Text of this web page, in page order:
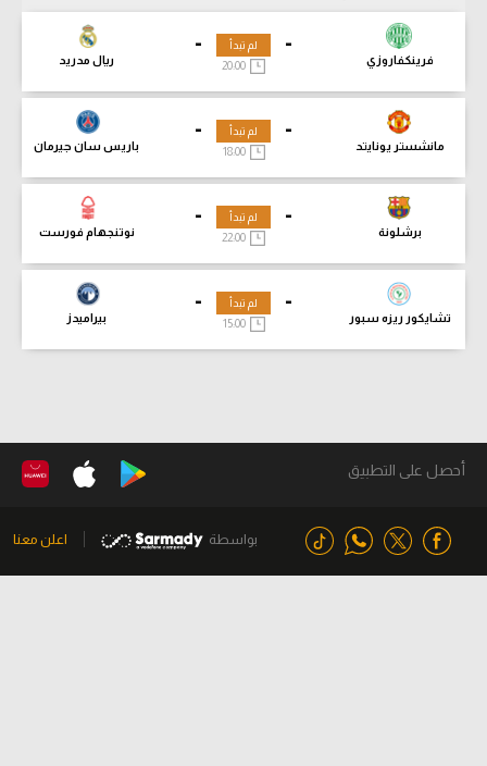
-
فرينكفاروزي
-
ريال مدريد
لم تبدأ
-
مانشستر يونايتد
-
باريس سان جيرمان
لم تبدأ
18:00
-
برشلونة
-
نوتنجهام فورست
لم تبدأ
-
تشايكور ريزه سبور
-
بيراميدز
لم تبدأ
15:00
أحصل على التطبيق
بواسطة اعلن معنا